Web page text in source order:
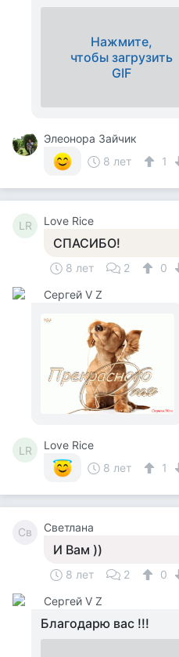
Нажмите,
чтобы загрузить
GIF
Элеонора Зайчик
8 лет
1
LR Love Rice
СПАСИБО!
8 лет 2
0
Сергей V Z
LR
Love Rice
8 лет
1
Св Светлана
И Вам ))
8 лет 2
0
Сергей V Z
Благодарю вас !!!